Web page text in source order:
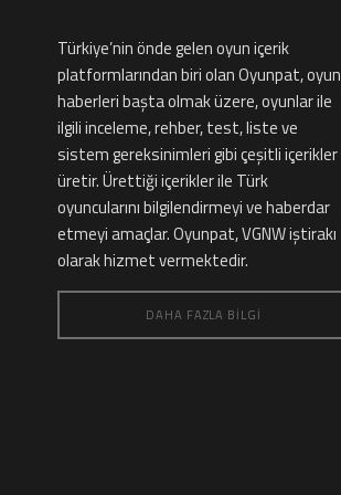
Türkiye’nin önde gelen oyun içerik
platformlarından biri olan Oyunpat, oyun
haberleri başta olmak üzere, oyunlar ile
ilgili inceleme, rehber, test, liste ve
sistem gereksinimleri gibi çeşitli içerikler
üretir. Ürettiği içerikler ile Türk
oyuncularını bilgilendirmeyi ve haberdar
etmeyi amaçlar. Oyunpat, VGNW iştirakı
olarak hizmet vermektedir.
DAHA FAZLA BILGI